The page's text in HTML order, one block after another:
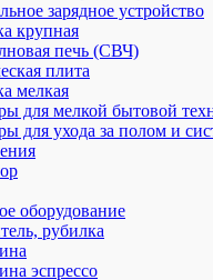
зарядное устройство
крупная
печь (СВЧ)
плита
мелкая
для мелкой бытовой
для ухода за полом и
оборудование
рубилка
эспрессо